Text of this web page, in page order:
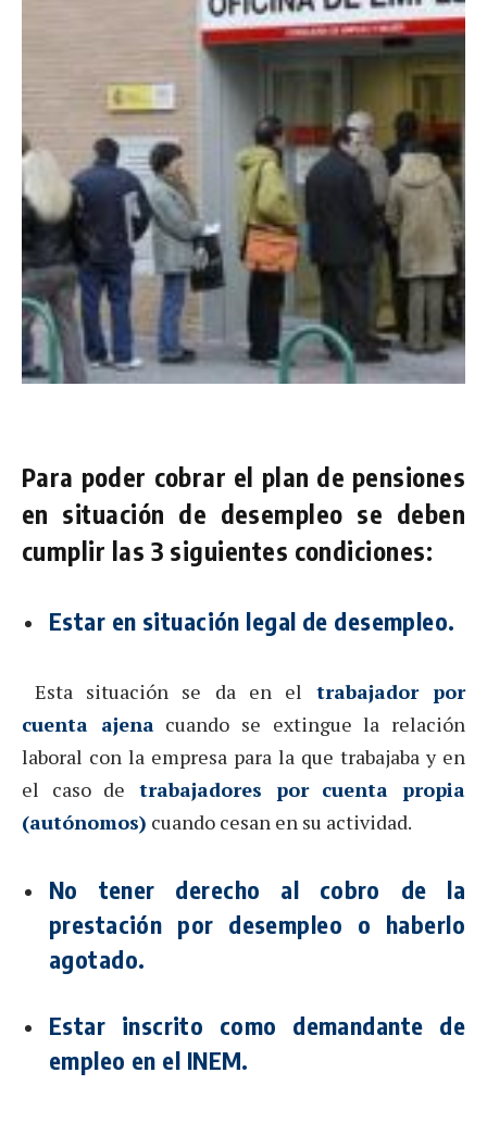
Para poder cobrar el plan de pensiones
en situación de desempleo se deben
cumplir las 3 siguientes condiciones:
Estar en situación legal de desempleo.
Esta situación se da en el trabajador por
cuenta ajena cuando se extingue la relación
laboral con la empresa para la que trabajaba y en
el caso de trabajadores por cuenta propia
(autónomos) cuando cesan en su actividad.
No tener derecho al cobro de la
prestación por desempleo o haberlo
agotado.
Estar inscrito como demandante de
empleo en el INEM.